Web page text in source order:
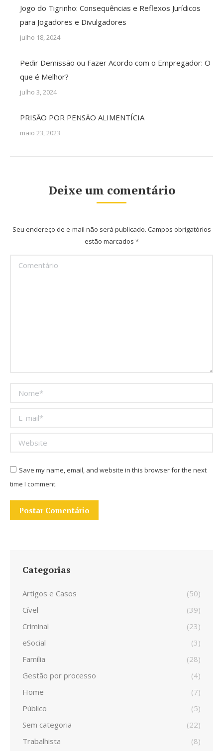
Jogo do Tigrinho: Consequências e Reflexos Jurídicos
para Jogadores e Divulgadores
julho 18, 2024
Pedir Demissão ou Fazer Acordo com o Empregador: O
que é Melhor?
julho 3, 2024
PRISÃO POR PENSÃO ALIMENTÍCIA
maio 23, 2023
Deixe um comentário
Seu endereço de e-mail não será publicado. Campos obrigatórios
estão marcados *
Comentário
Nome *
E-mail *
Website
Save my name, email, and website in this browser for the next
time I comment.
Postar Comentário
Categorias
Artigos e Casos
(50)
Cível
(39)
Criminal
(23)
eSocial
(3)
Família
(28)
Gestão por processo
(4)
Home
(7)
Público
(5)
Sem categoria
(22)
Trabalhista
(8)